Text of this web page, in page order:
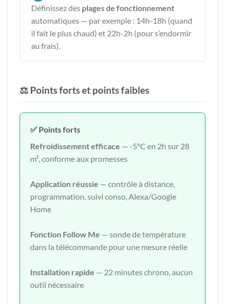
Définissez des plages de fonctionnement
automatiques — par exemple : 14h-18h (quand
il fait le plus chaud) et 22h-2h (pour s’endormir
au frais).
⚖️ Points forts et points faibles
✅ Points forts
Refroidissement efficace — -5°C en 2h sur 28
m², conforme aux promesses
Application réussie — contrôle à distance,
programmation, suivi conso, Alexa/Google
Home
Fonction Follow Me — sonde de température
dans la télécommande pour une mesure réelle
Installation rapide — 22 minutes chrono, aucun
outil nécessaire